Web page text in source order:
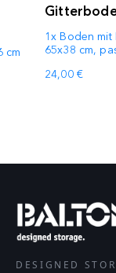
cm
1x Boden
65x38 cm,
24,00 €
DESIGNED